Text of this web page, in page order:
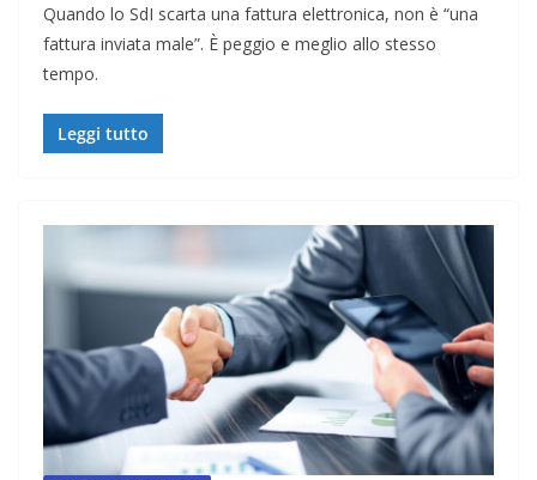
Quando lo SdI scarta una fattura elettronica, non è “una
fattura inviata male”. È peggio e meglio allo stesso
tempo.
Leggi tutto